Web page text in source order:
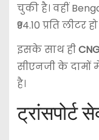
चुकी है। वहीं
₹94.10 प्रति लीटर
इसके साथ ही
सीएनजी के दामों में
है।
ट्रांसपोर्ट